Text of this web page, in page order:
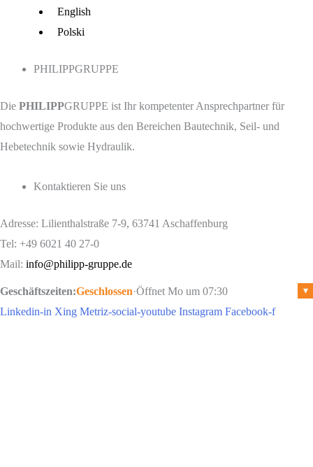
English
Polski
PHILIPPGRUPPE
Die PHILIPPGRUPPE ist Ihr kompetenter Ansprechpartner für
hochwertige Produkte aus den Bereichen Bautechnik, Seil- und
Hebetechnik sowie Hydraulik.
Kontaktieren Sie uns
Adresse: Lilienthalstraße 7-9, 63741 Aschaffenburg
Tel: +49 6021 40 27-0
Mail: info@philipp-gruppe.de
Geschäftszeiten:Geschlossen·Öffnet Mo um 07:30 ▾
Linkedin-in Xing Metriz-social-youtube Instagram Facebook-f